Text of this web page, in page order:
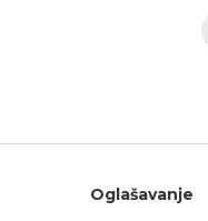
Oglašavanje